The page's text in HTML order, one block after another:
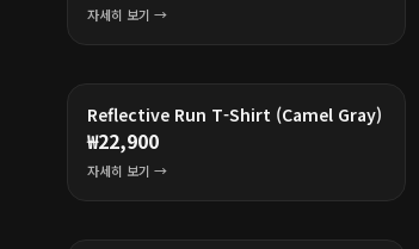
자세히 보기 →
Reflective Run T-Shirt (Camel Gray)
₩22,900
자세히 보기 →